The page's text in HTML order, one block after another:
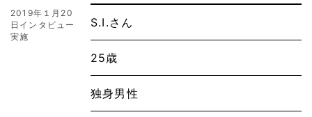
S.I.さん
25歳
独身男性
2019年１月20
日インタビュー
実施